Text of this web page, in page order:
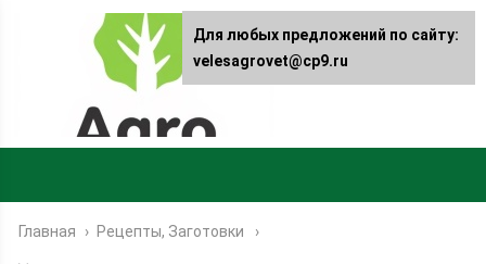
Главная › Рецепты, Заготовки
Для любых предложений по сайту:
velesagrovet@cp9.ru